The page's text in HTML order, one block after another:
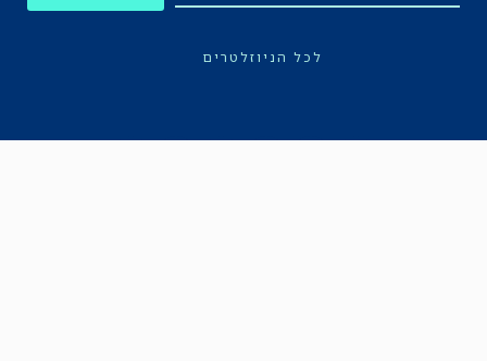
לכל הניוזלטרים